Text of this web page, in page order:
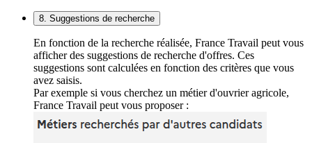
8. Suggestions de recherche
En fonction de la recherche réalisée, France Travail peut vous
afficher des suggestions de recherche d'offres. Ces
suggestions sont calculées en fonction des critères que vous
avez saisis.
Par exemple si vous cherchez un métier d'ouvrier agricole,
France Travail peut vous proposer :